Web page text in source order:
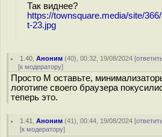
Так виднее?
https://townsquare.media/site/
t-23.jpg
1.40 ,Аноним (40), 00:32, 19/08/2024 [
[к модератору]
Просто М оставьте,
логотипе своего браузера
теперь это.
1.41 ,Аноним (41), 00:44, 19/08/2024 [
[к модератору]